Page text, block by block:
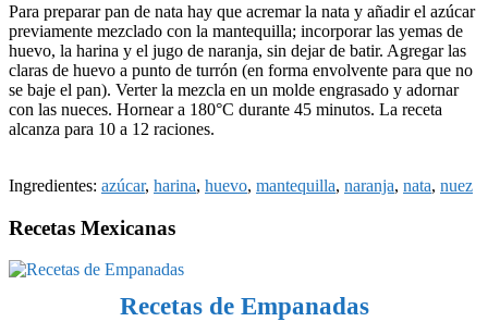
Para preparar pan de nata hay que acremar la nata y añadir el azúcar
previamente mezclado con la mantequilla; incorporar las yemas de
huevo, la harina y el jugo de naranja, sin dejar de batir. Agregar las
claras de huevo a punto de turrón (en forma envolvente para que no
se baje el pan). Verter la mezcla en un molde engrasado y adornar
con las nueces. Hornear a 180°C durante 45 minutos. La receta
alcanza para 10 a 12 raciones.
Ingredientes: azúcar, harina, huevo, mantequilla, naranja, nata, nuez
Recetas Mexicanas
Recetas de Empanadas